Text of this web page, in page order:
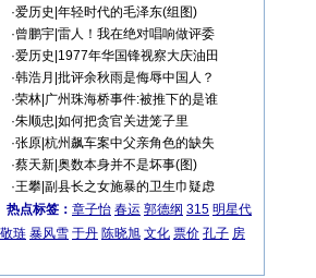
·爱历史 年轻时代的毛泽东(组图)
·曾鹏宇| 雷人！我在绝对唱响做评委
·爱历史 1977年华国锋视察大庆油田
·韩浩月 批评余秋雨是侮辱中国人？
·荣林| 广州珠海桥事件:被推下的是谁
·朱顺忠 如何把贪官关进笼子里
·张原| 杭州飙车案中父亲角色的缺失
·蔡天新| 奥数本身并不是坏事(图)
·王攀| 副县长之女施暴的卫生巾疑虑
热点标签： 章子怡 春运 郭德纲 315 明星代
琏 暴风雪 于丹 陈晓旭 文化 票价 孔子 房